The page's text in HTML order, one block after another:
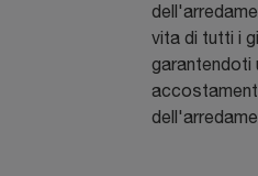
vita di tutti i
garantendoti